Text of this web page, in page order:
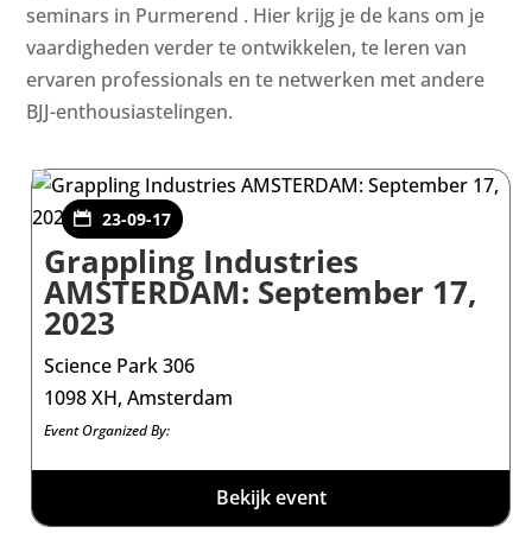
seminars in Purmerend . Hier krijg je de kans om je
vaardigheden verder te ontwikkelen, te leren van
ervaren professionals en te netwerken met andere
BJJ-enthousiastelingen.
23-09-17
Grappling Industries
AMSTERDAM: September 17,
2023
Science Park 306
1098 XH, Amsterdam
Event Organized By:
Bekijk event